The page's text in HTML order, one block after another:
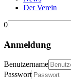
Der Verein
0
Anmeldung
Benutzername
Passwort